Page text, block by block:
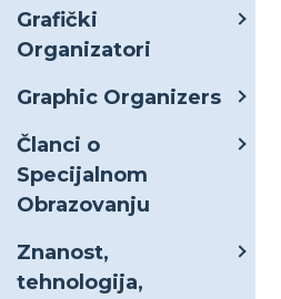
Grafički
Organizatori
Graphic Organizers
Članci o
Specijalnom
Obrazovanju
Znanost,
tehnologija,